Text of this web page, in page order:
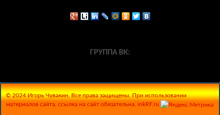
ГРУППА ВК:
© 2024 Игорь Чувакин. Все права защищены. При использовании
материалов сайта, ссылка на сайт обязательна. inkRF.ru